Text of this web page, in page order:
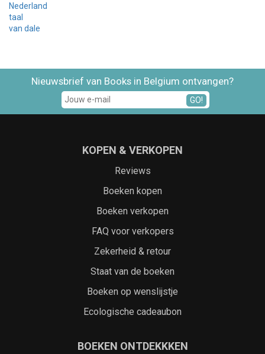
Nederland
taal
van dale
Nieuwsbrief van Books in Belgium ontvangen?
GO!
KOPEN & VERKOPEN
Reviews
Boeken kopen
Boeken verkopen
FAQ voor verkopers
Zekerheid & retour
Staat van de boeken
Boeken op wenslijstje
Ecologische cadeaubon
BOEKEN ONTDEKKKEN